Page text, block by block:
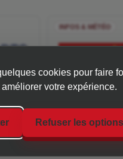
cookies pour faire
votre expérience.
Refuser les options
INFOS & MÉTÉO
en Gard-Ardèche.